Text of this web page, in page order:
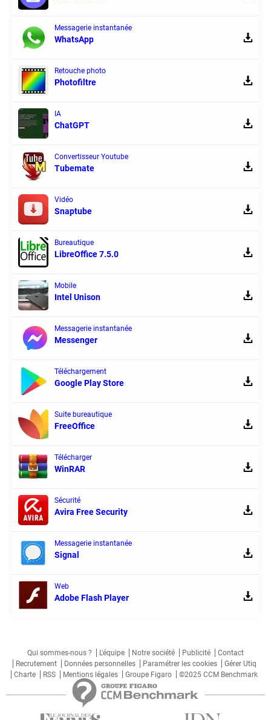
Messagerie instantanée
WhatsApp
Retouche photo
Photofiltre
IA
ChatGPT
Convertisseur Youtube
Tubemate
Vidéo
Snaptube
Bureautique
LibreOffice 7.5.0
Mobile
Intel Unison
Messagerie instantanée
Messenger
Téléchargement
Google Play Store
Suite bureautique
FreeOffice
Télécharger
WinRAR
Sécurité
Avira Free Security
Messagerie instantanée
Signal
Web
Adobe Flash Player
Qui sommes-nous ? L'équipe Notre société Publicité
Contact
Recrutement
Données personnelles Paramétrer les cookies
Gérer Utiq
Charte
RSS Mentions légales Groupe Figaro ©2025 CCM Benchmark